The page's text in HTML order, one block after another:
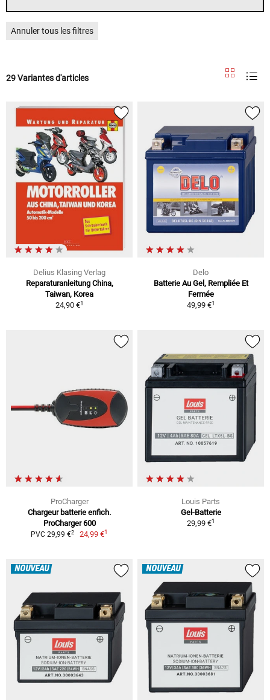
Annuler tous les filtres
29 Variantes d'articles
Delius Klasing Verlag
Reparaturanleitung China,
Taiwan, Korea
24,90 €1
Delo
Batterie Au Gel, Rempliée Et
Fermée
49,99 €1
ProCharger
Chargeur batterie enfich.
ProCharger 600
PVC 29,99 €2 24,99 €1
Louis Parts
Gel-Batterie
29,99 €1
NOUVEAU NOUVEAU